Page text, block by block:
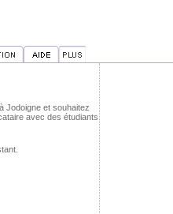
Jodoigne et souhaitez
avec des étudiants